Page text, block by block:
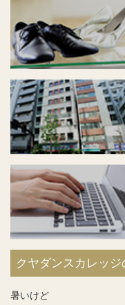
クヤダンスカレッ
暑いけど